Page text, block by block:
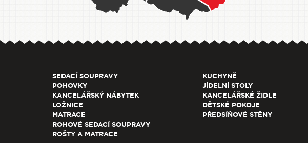
SEDACÍ SOUPRAVY
POHOVKY
KANCELÁŘSKÝ NÁBYTEK
LOŽNICE
MATRACE
ROHOVÉ SEDACÍ SOUPRAVY
ROŠTY A MATRACE
KUCHYNĚ
JÍDELNÍ STOLY
KANCELÁŘSKÉ ŽIDLE
DĚTSKÉ POKOJE
PŘEDSÍŇOVÉ STĚNY